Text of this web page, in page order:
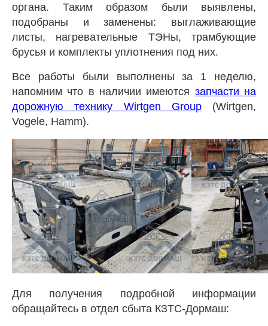
органа. Таким образом были выявлены,
подобраны и заменены: выглаживающие
листы, нагревательные ТЭНы, трамбующие
брусья и комплекты уплотнения под них.
Все работы были выполнены за 1 неделю,
напомним что в наличии имеются запчасти на
дорожную технику Wirtgen Group(Wirtgen,
Vogele, Hamm).
Для получения подробной информации
обращайтесь в отдел сбыта КЗТС-Дормаш: